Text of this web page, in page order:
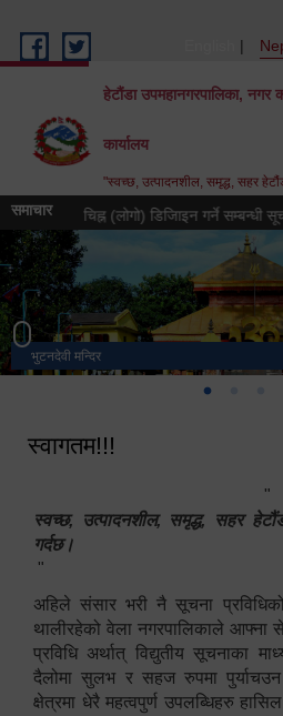
हेटौंडा उपमहानगरपालिका, नगर
कार्यालय
"स्वच्छ, उत्पादनशील, समृद्ध, सहर
समाचारचिह्न (लोगो) डिजिाइन गर्ने सम्बन्धी सूचना
भुटनदेवी मन्दिर
स्मारक
हेटौंडा उपमहानगरपालिका नगर कार्यपालिकाको कार्यालय
मनकामना डाँडाबाट देखिएको दृश्य
स्वागतम!!!
"
स्वच्छ, उत्पादनशील, समृद्ध, सहर
गर्दछ।
"
अहिले संसार भरी नै सूचना
थालीरहेको वेला नगरपालिकाले आफ्ना
प्रविधि अर्थात् विद्युतीय सूचनाका
दैलोमा सुलभ र सहज रुपमा
क्षेत्रमा धेरै महत्वपुर्ण उपलब्धिहरु